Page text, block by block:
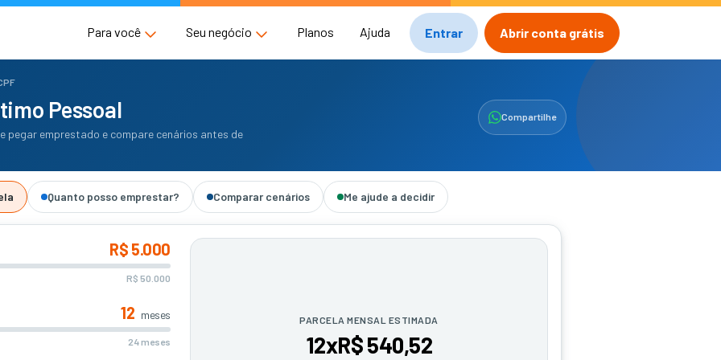
Para você Seu negócio Planos Ajuda Entrar Abrir conta grátis
Pessoal
pegar emprestado e compare cenários antes de
Compartilhe
Quanto posso emprestar? Comparar cenários Me ajude a decidir
R$ 5.000
R$ 50.000
12 meses
24 meses
PARCELA MENSAL ESTIMADA
12xR$ 540,52